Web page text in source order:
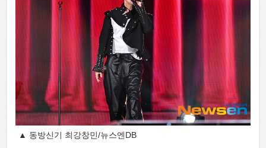
▲ 동방신기 최강창민/뉴스엔DB